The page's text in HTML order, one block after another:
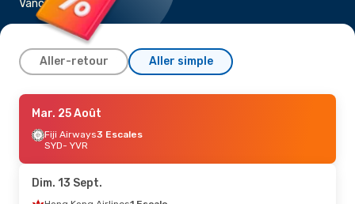
Vancouver
Aller-retour Aller simple
Mer. 26 Août
Fiji Airways3 Escales
SYD- YVR
YVR- SYD
Mar. 25 Août
Fiji Airways3 Escales
SYD- YVR
Dim. 13 Sept.